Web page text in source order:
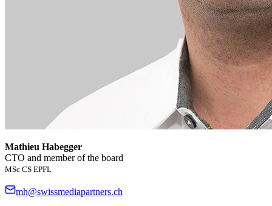
Mathieu Habegger
CTO and member of the board
MSc CS EPFL
mh@swissmediapartners.ch